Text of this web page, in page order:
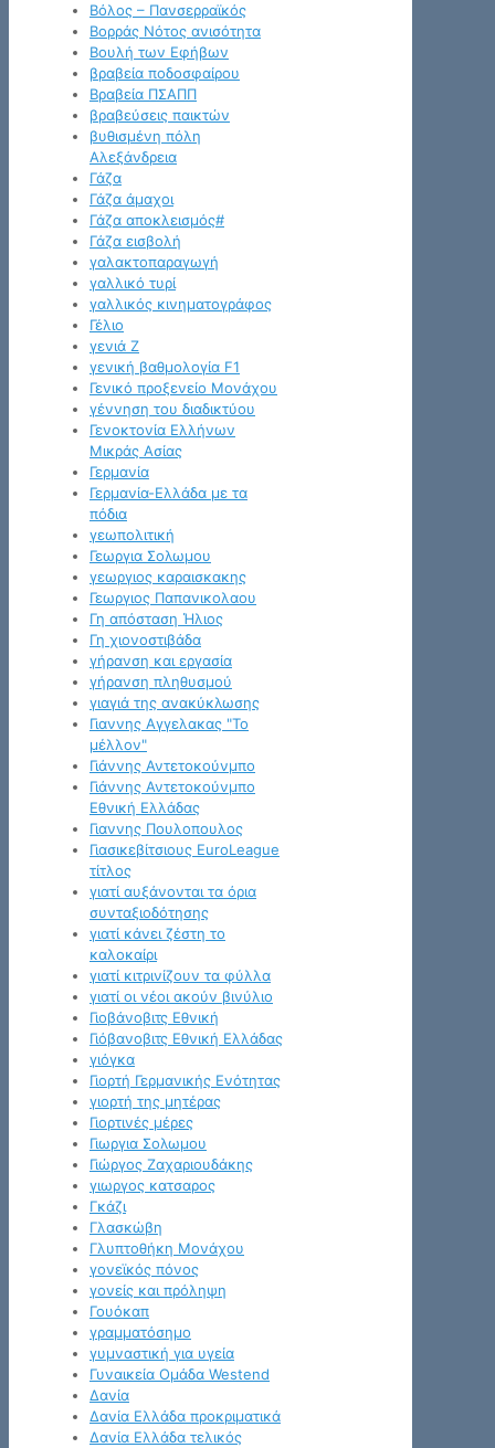
Βόλος – Πανσερραϊκός
Βορράς Νότος ανισότητα
Βουλή των Εφήβων
βραβεία ποδοσφαίρου
Βραβεία ΠΣΑΠΠ
βραβεύσεις παικτών
βυθισμένη πόλη
Αλεξάνδρεια
Γάζα
Γάζα άμαχοι
Γάζα αποκλεισμός#
Γάζα εισβολή
γαλακτοπαραγωγή
γαλλικό τυρί
γαλλικός κινηματογράφος
Γέλιο
γενιά Z
γενική βαθμολογία F1
Γενικό προξενείο Μονάχου
γέννηση του διαδικτύου
Γενοκτονία Ελλήνων
Μικράς Ασίας
Γερμανία
Γερμανία-Ελλάδα με τα
πόδια
γεωπολιτική
Γεωργια Σολωμου
γεωργιος καραισκακης
Γεωργιος Παπανικολαου
Γη απόσταση Ήλιος
Γη χιονοστιβάδα
γήρανση και εργασία
γήρανση πληθυσμού
γιαγιά της ανακύκλωσης
Γιαννης Αγγελακας "Το
μέλλον"
Γιάννης Αντετοκούνμπο
Γιάννης Αντετοκούνμπο
Εθνική Ελλάδας
Γιαννης Πουλοπουλος
Γιασικεβίτσιους EuroLeague
τίτλος
γιατί αυξάνονται τα όρια
συνταξιοδότησης
γιατί κάνει ζέστη το
καλοκαίρι
γιατί κιτρινίζουν τα φύλλα
γιατί οι νέοι ακούν βινύλιο
Γιοβάνοβιτς Εθνική
Γιόβανοβιτς Εθνική Ελλάδας
γιόγκα
Γιορτή Γερμανικής Ενότητας
γιορτή της μητέρας
Γιορτινές μέρες
Γιωργια Σολωμου
Γιώργος Ζαχαριουδάκης
γιωργος κατσαρος
Γκάζι
Γλασκώβη
Γλυπτοθήκη Μονάχου
γονεϊκός πόνος
γονείς και πρόληψη
Γουόκαπ
γραμματόσημο
γυμναστική για υγεία
Γυναικεία Ομάδα Westend
Δανία
Δανία Ελλάδα προκριματικά
Δανία Ελλάδα τελικός